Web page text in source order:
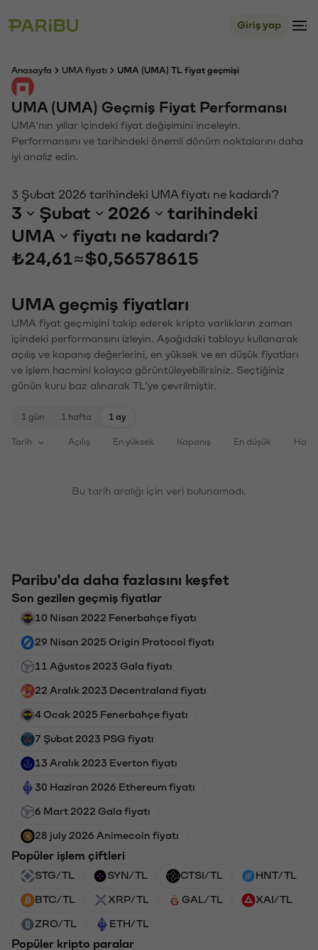
Giriş yap
Anasayfa UMA fiyatı UMA (UMA) TL fiyat geçmişi
UMA (UMA) Geçmiş Fiyat Performansı
UMA'nın yıllar içindeki fiyat değişimini inceleyin.
Performansını ve tarihindeki önemli dönüm noktalarını daha
iyi analiz edin.
3 Şubat 2026 tarihindeki UMA fiyatı ne kadardı?
3 Şubat 2026
tarihindeki
UMA
fiyatı ne kadardı?
₺24,61≈$0,56578615
UMA geçmiş fiyatları
UMA fiyat geçmişini takip ederek kripto varlıkların zaman
içindeki performansını izleyin. Aşağıdaki tabloyu kullanarak
açılış ve kapanış değerlerini, en yüksek ve en düşük fiyatları
ve işlem hacmini kolayca görüntüleyebilirsiniz. Seçtiğiniz
günün kuru baz alınarak TL'ye çevrilmiştir.
1 gün 1 hafta 1 ay
Tarih Açılış En yüksek Kapanış En düşük
Bu tarih aralığı için veri bulunamadı.
Paribu'da daha fazlasını keşfet
Son gezilen geçmiş fiyatlar
10 Nisan 2022 Fenerbahçe fiyatı
29 Nisan 2025 Origin Protocol fiyatı
11 Ağustos 2023 Gala fiyatı
22 Aralık 2023 Decentraland fiyatı
4 Ocak 2025 Fenerbahçe fiyatı
7 Şubat 2023 PSG fiyatı
13 Aralık 2023 Everton fiyatı
30 Haziran 2026 Ethereum fiyatı
6 Mart 2022 Gala fiyatı
28 july 2026 Animecoin fiyatı
Popüler işlem çiftleri
STG/TL SYN/TL CTSI/TL HNT/TL
BTC/TL XRP/TL GAL/TL XAI/TL
ZRO/TL ETH/TL
Popüler kripto paralar